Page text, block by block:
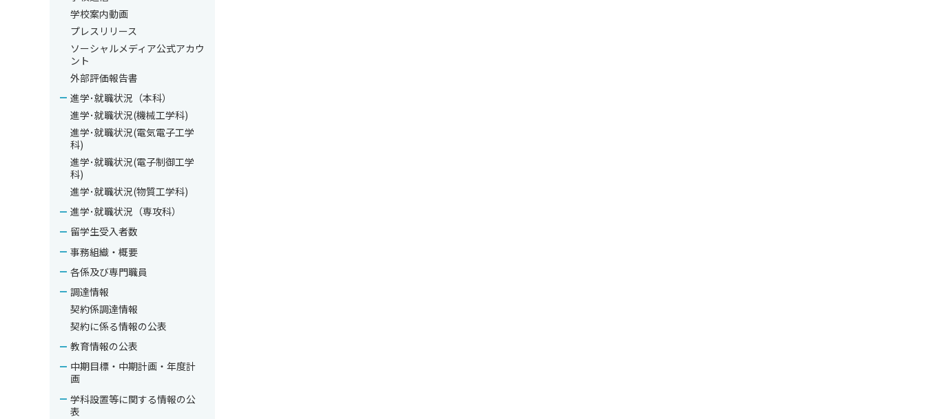
学校案内動画
プレスリリース
ソーシャルメディア公式アカウ
ント
外部評価報告書
進学･就職状況（本科）
進学･就職状況(機械工学科)
進学･就職状況(電気電子工学
科)
進学･就職状況(電子制御工学
科)
進学･就職状況(物質工学科)
進学･就職状況（専攻科）
留学生受入者数
事務組織・概要
各係及び専門職員
調達情報
契約係調達情報
契約に係る情報の公表
教育情報の公表
中期目標・中期計画・年度計
画
学科設置等に関する情報の公
表